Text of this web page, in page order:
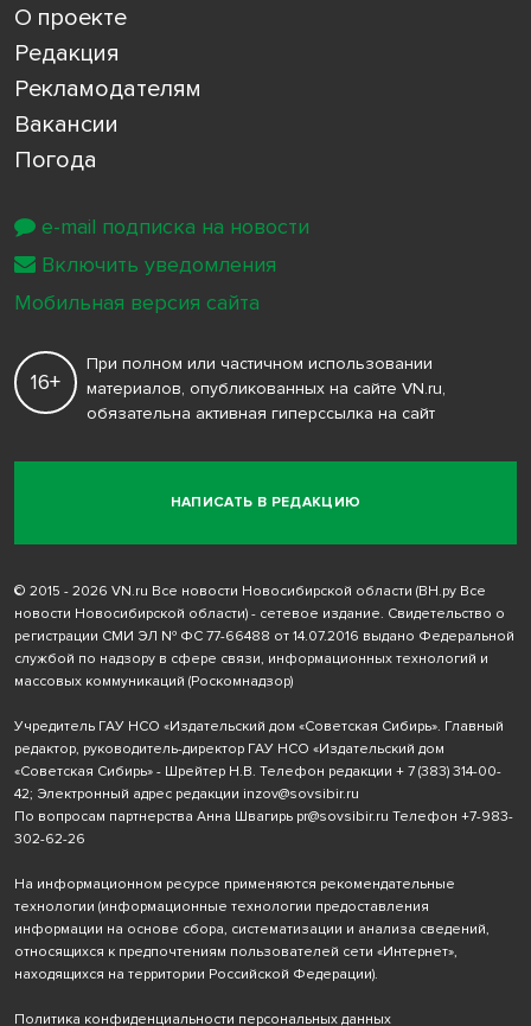
О проекте
Редакция
Рекламодателям
Вакансии
Погода
НАПИСАТЬ В РЕДАКЦИЮ
16+
При полном или частичном использовании
материалов, опубликованных на сайте VN.ru,
обязательна активная гиперссылка на сайт
© 2015 - 2026 VN.ru Все новости Новосибирской области (ВН.ру Все
новости Новосибирской области) - сетевое издание. Свидетельство о
регистрации СМИ ЭЛ № ФС 77-66488 от 14.07.2016 выдано Федеральной
службой по надзору в сфере связи, информационных технологий и
массовых коммуникаций (Роскомнадзор)
Учредитель ГАУ НСО «Издательский дом «Советская Сибирь». Главный
редактор, руководитель-директор ГАУ НСО «Издательский дом
«Советская Сибирь» - Шрейтер Н.В. Телефон редакции + 7 (383) 314-00-
42; Электронный адрес редакции inzov@sovsibir.ru
По вопросам партнерства Анна Швагирь pr@sovsibir.ru Телефон +7-983-
302-62-26
На информационном ресурсе применяются рекомендательные
технологии (информационные технологии предоставления
информации на основе сбора, систематизации и анализа сведений,
относящихся к предпочтениям пользователей сети «Интернет»,
находящихся на территории Российской Федерации).
Политика конфиденциальности персональных данных
e-mail подписка на новости
Включить уведомления
Мобильная версия сайта